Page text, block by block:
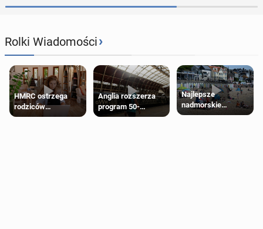
Rolki Wiadomości›
HMRC ostrzega
rodziców
pobierających Child
Anglia rozszerza
program 50-
procentowych
Najlepsze
nadmorskie
miasteczko blisko